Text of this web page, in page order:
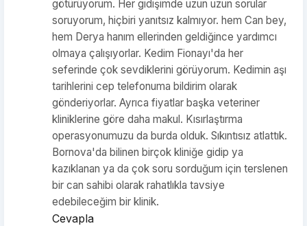
götürüyorum. Her gidişimde uzun uzun sorular
soruyorum, hiçbiri yanıtsız kalmıyor. hem Can bey,
hem Derya hanım ellerinden geldiğince yardımcı
olmaya çalışıyorlar. Kedim Fionayı'da her
seferinde çok sevdiklerini görüyorum. Kedimin aşı
tarihlerini cep telefonuma bildirim olarak
gönderiyorlar. Ayrıca fiyatlar başka veteriner
kliniklerine göre daha makul. Kısırlaştırma
operasyonumuzu da burda olduk. Sıkıntısız atlattık.
Bornova'da bilinen birçok kliniğe gidip ya
kazıklanan ya da çok soru sorduğum için terslenen
bir can sahibi olarak rahatlıkla tavsiye
edebileceğim bir klinik.
Cevapla